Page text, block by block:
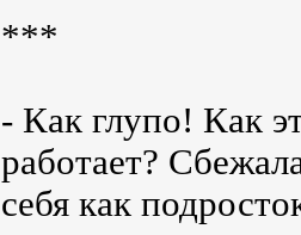
***
- Как глупо! Как
работает?
себя как